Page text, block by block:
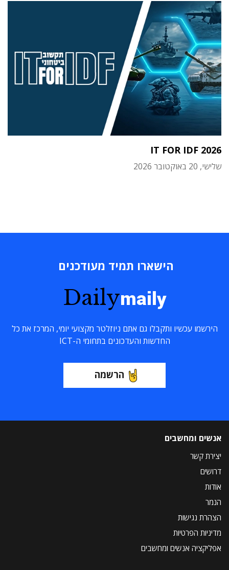
IT FOR IDF 2026
שלישי, 20 באוקטובר 2026
הישארו תמיד מעודכנים
Dailymaily
הירשמו עכשיו ותקבלו גם אתם ניוזלטר מקצועי יומי, המרכז את כל
החדשות והעדכונים בתחומי ה-ICT
הרשמה
אנשים ומחשבים
יצירת קשר
דרושים
אודות
הנמר
הצהרת נגישות
מדיניות הפרטיות
אפליקציה אנשים ומחשבים